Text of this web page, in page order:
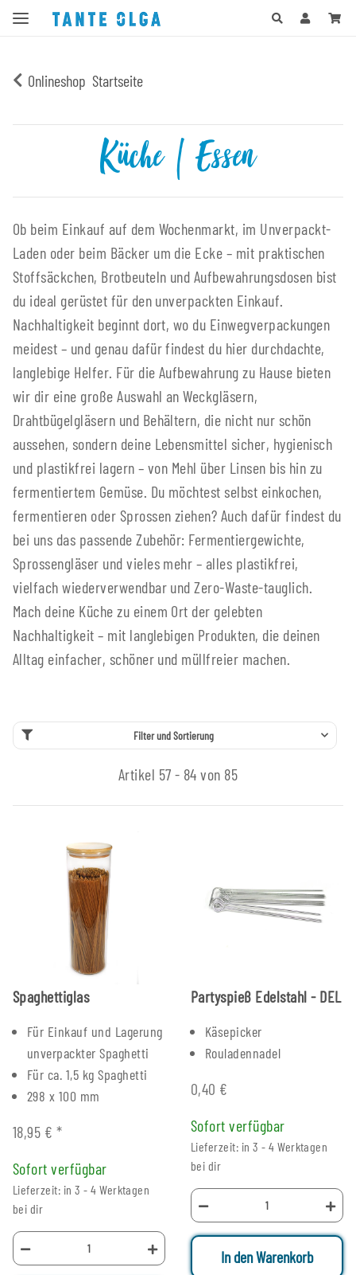
Onlineshop Startseite
Küche | Essen
Ob beim Einkauf auf dem Wochenmarkt, im Unverpackt-
Laden oder beim Bäcker um die Ecke – mit praktischen
Stoffsäckchen, Brotbeuteln und Aufbewahrungsdosen bist
du ideal gerüstet für den unverpackten Einkauf.
Nachhaltigkeit beginnt dort, wo du Einwegverpackungen
meidest – und genau dafür findest du hier durchdachte,
langlebige Helfer. Für die Aufbewahrung zu Hause bieten
wir dir eine große Auswahl an Weckgläsern,
Drahtbügelgläsern und Behältern, die nicht nur schön
aussehen, sondern deine Lebensmittel sicher, hygienisch
und plastikfrei lagern – von Mehl über Linsen bis hin zu
fermentiertem Gemüse. Du möchtest selbst einkochen,
fermentieren oder Sprossen ziehen? Auch dafür findest du
bei uns das passende Zubehör: Fermentiergewichte,
Sprossengläser und vieles mehr – alles plastikfrei,
vielfach wiederverwendbar und Zero-Waste-tauglich.
Mach deine Küche zu einem Ort der gelebten
Nachhaltigkeit – mit langlebigen Produkten, die deinen
Alltag einfacher, schöner und müllfreier machen.
Filter und Sortierung
Artikel 57 - 84 von 85
Spaghettiglas
Für Einkauf und Lagerung
unverpackter Spaghetti
Für ca. 1,5 kg Spaghetti
298 x 100 mm
18,95 € *
Sofort verfügbar
Lieferzeit: in 3 - 4 Werktagen
bei dir
Partyspieß Edelstahl - DEL
Käsepicker
Rouladennadel
0,40 €
Sofort verfügbar
Lieferzeit: in 3 - 4 Werktagen
bei dir
In den Warenkorb